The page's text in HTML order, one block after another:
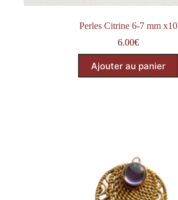
Perles Citrine 6-7 mm x10
6.00€
Ajouter au panier